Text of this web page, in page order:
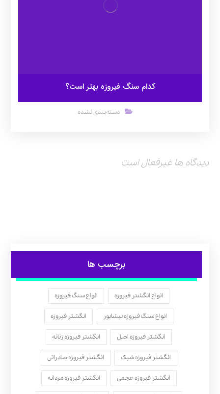
کدام سنگ فیروزه بهتر است؟
دسته‌بندی نشده
دیدگاه ها غیرفعال است
برچسب ها
انواع انگشتر فیروزه انواع سنگ فیروزه
انواع سنگ فیروزه نیشابور انگشتر فیروزه
انگشتر فیروزه اصل انگشتر فیروزه زنانه
انگشتر فیروزه شیک انگشتر فیروزه صادراتی
انگشتر فیروزه عجمی انگشتر فیروزه مردانه